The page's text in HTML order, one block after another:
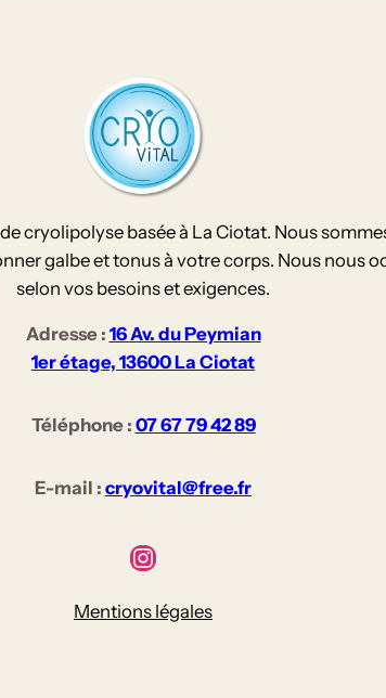
cryolipolyse basée à La Ciotat. Nous
galbe et tonus à votre corps. Nous nous
selon vos besoins et exigences.
Adresse : 16 Av. du Peymian
1er étage, 13600 La Ciotat
Téléphone : 07 67 79 42 89
E-mail : cryovital@free.fr
Redirection vers le compte Instagram de Cryovital
Mentions légales